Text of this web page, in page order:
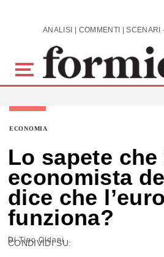
Skip to main content
ECONOMIA
Lo sapete
economista
dice che
funziona?
DiTino Oldani
CONDIVIDI SU: